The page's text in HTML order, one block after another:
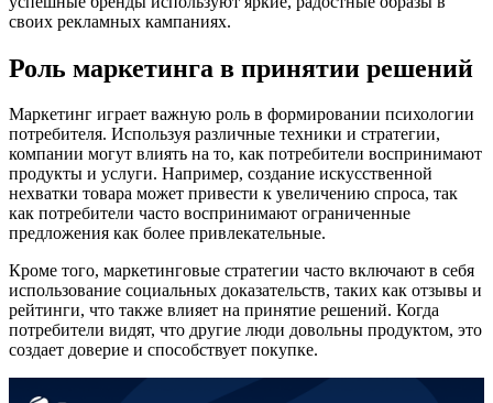
своих рекламных кампаниях.
Роль маркетинга в принятии решений
Маркетинг играет важную роль в формировании психологии
потребителя. Используя различные техники и стратегии,
компании могут влиять на то, как потребители воспринимают
продукты и услуги. Например, создание искусственной
нехватки товара может привести к увеличению спроса, так
как потребители часто воспринимают ограниченные
предложения как более привлекательные.
Кроме того, маркетинговые стратегии часто включают в себя
использование социальных доказательств, таких как отзывы и
рейтинги, что также влияет на принятие решений. Когда
потребители видят, что другие люди довольны продуктом, это
создает доверие и способствует покупке.